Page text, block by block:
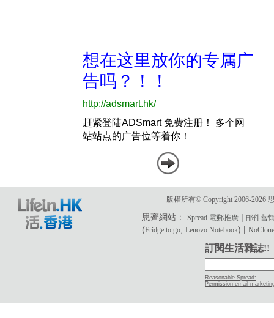
版權所有© Copyright 2006-2026
思齊網站：Spread 電郵推廣 |邮件营
(Fridge to go ,Lenovo Notebook) |